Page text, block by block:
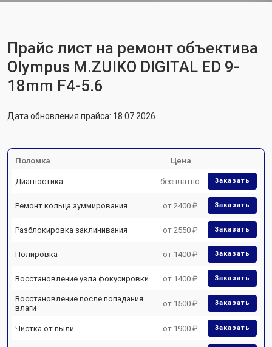
Прайс лист на ремонт объектива
Olympus M.ZUIKO DIGITAL ED 9-
18mm F4-5.6
Дата обновления прайса: 18.07.2026
Поломка Цена
Диагностика бесплатно Заказать
Ремонт кольца зуммирования от 2400 ₽ Заказать
Разблокировка заклинивания от 2550 ₽ Заказать
Полировка от 1400 ₽ Заказать
Восстановление узла фокусировки от 1400 ₽ Заказать
Восстановление после попадания
влаги
от 1500 ₽ Заказать
Чистка от пыли от 1900 ₽ Заказать